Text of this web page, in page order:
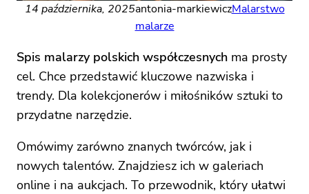
14 października, 2025antonia-markiewiczMalarstwo
malarze
Spis malarzy polskich współczesnych ma prosty
cel. Chce przedstawić kluczowe nazwiska i
trendy. Dla kolekcjonerów i miłośników sztuki to
przydatne narzędzie.
Omówimy zarówno znanych twórców, jak i
nowych talentów. Znajdziesz ich w galeriach
online i na aukcjach. To przewodnik, który ułatwi